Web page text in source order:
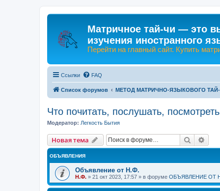
Матричное тай-чи — это
изучения иностранного
Перейти на главный сайт. Купить
Ссылки FAQ
Список форумов МЕТОД МАТРИЧНО-ЯЗЫКОВОГО
Что почитать, послушать,
Модератор: Легкость Бытия
Новая тема Поиск
ОБЪЯВЛЕНИЯ
Объявление от Н.Ф.
Н.Ф. » 21 окт 2023, 17:57 » в форуме ОБЪЯВЛЕНИЕ ОТ